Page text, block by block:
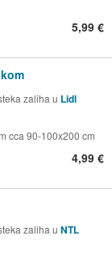
5,99 €
zaliha u Lidl
cca 90-100x200 cm
4,99 €
zaliha u NTL